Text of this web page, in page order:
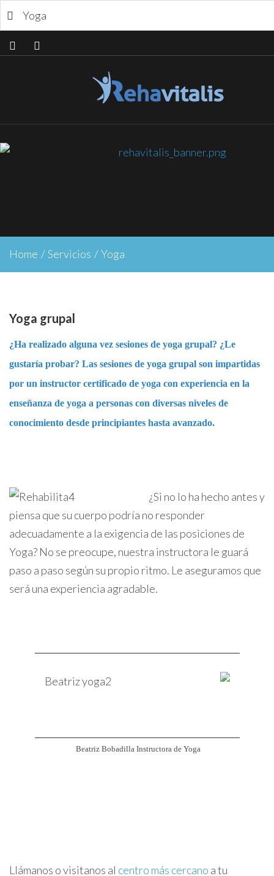
Yoga
Home / Servicios / Yoga
Yoga grupal
¿Ha realizado alguna vez sesiones de yoga grupal? ¿Le
gustaría probar? Las sesiones de yoga grupal son impartidas
por un instructor certificado de yoga con experiencia en la
enseñanza de yoga a personas con diversas niveles de
conocimiento desde principiantes hasta avanzado.
¿Si no lo ha hecho antes y
piensa que su cuerpo podría no responder
adecuadamente a la exigencia de las posiciones de
Yoga? No se preocupe, nuestra instructora le guará
paso a paso según su propio ritmo. Le aseguramos que
será una experiencia agradable.
Beatriz Bobadilla Instructora de Yoga
Llámanos o visitanos al centro más cercano a tu